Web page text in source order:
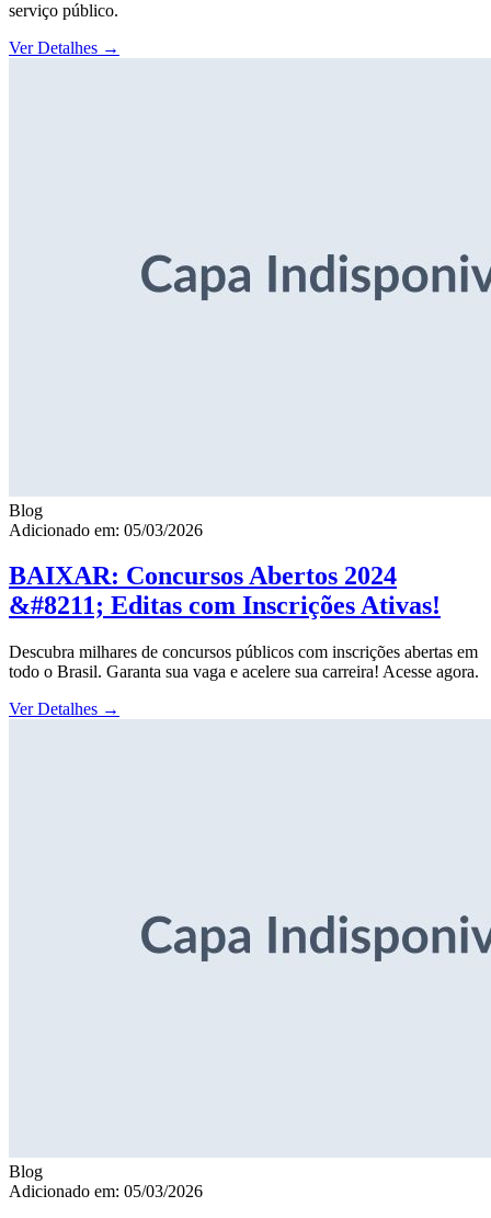
serviço público.
Ver Detalhes →
Blog
Adicionado em: 05/03/2026
BAIXAR: Concursos Abertos 2024
&#8211; Editas com Inscrições Ativas!
Descubra milhares de concursos públicos com inscrições abertas em
todo o Brasil. Garanta sua vaga e acelere sua carreira! Acesse agora.
Ver Detalhes →
Blog
Adicionado em: 05/03/2026